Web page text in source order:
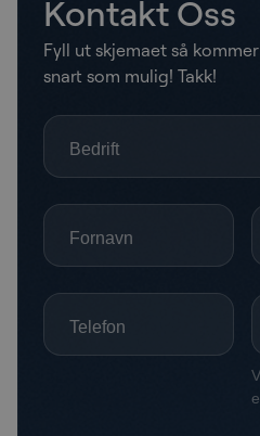
Kontakt Oss
Fyll ut skjemaet så
snart som mulig! Takk!